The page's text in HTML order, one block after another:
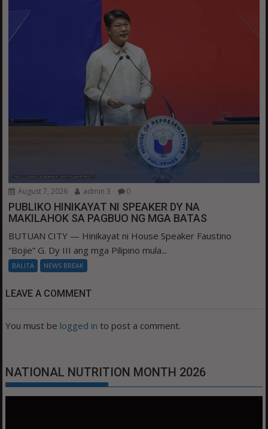
August 7, 2026 admin 3 0
PUBLIKO HINIKAYAT NI SPEAKER DY NA
MAKILAHOK SA PAGBUO NG MGA BATAS
BUTUAN CITY — Hinikayat ni House Speaker Faustino
“Bojie” G. Dy III ang mga Pilipino mula...
BALITA NEWS BREAK
LEAVE A COMMENT
You must be logged in to post a comment.
NATIONAL NUTRITION MONTH 2026